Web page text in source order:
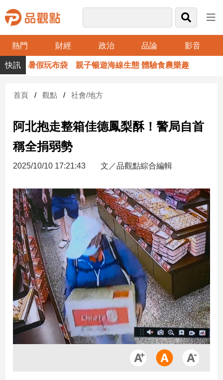
熱門 財經 政治 品論 影音
品
觀
財
台
財
新
產
經/
股
市
房
地
產
品
觀
點
暑假玩布袋 親子暢遊海線生態 體驗食農樂趣
首頁 觀點 社會/地方
阿北抱走整箱佳德鳳梨酥！警局自首
稱全捐弱勢
2025/10/10 17:21:43 文／品觀點綜合編輯